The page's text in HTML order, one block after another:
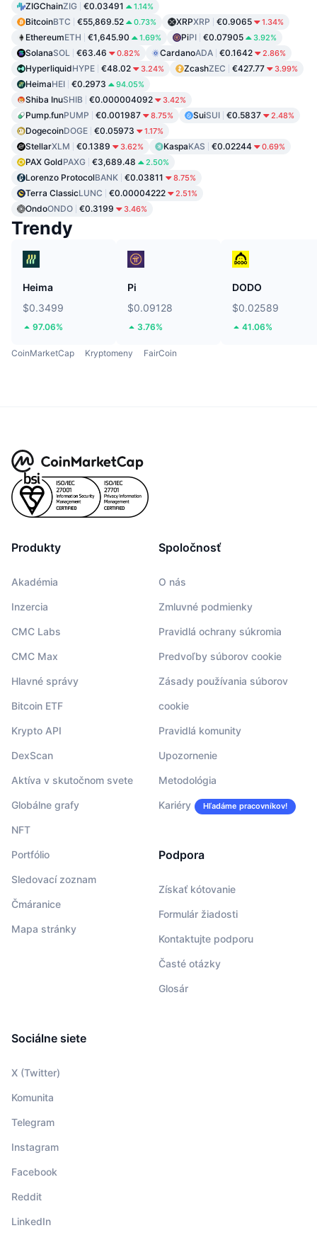
ZIGChainZIG €0.03491 1.14%
BitcoinBTC €55,869.52 0.73% XRPXRP €0.9065 1.34%
EthereumETH €1,645.90 1.69% PiPI €0.07905 3.92%
SolanaSOL €63.46 0.82% CardanoADA €0.1642 2.86%
HyperliquidHYPE €48.02 3.24% ZcashZEC €427.77 3.99%
HeimaHEI €0.2973 94.05%
Shiba InuSHIB €0.000004092 3.42%
Pump.funPUMP €0.001987 8.75% SuiSUI €0.5837 2.48%
DogecoinDOGE €0.05973 1.17%
StellarXLM €0.1389 3.62% KaspaKAS €0.02244 0.69%
PAX GoldPAXG €3,689.48 2.50%
Lorenzo ProtocolBANK €0.03811 8.75%
Terra ClassicLUNC €0.00004222 2.51%
OndoONDO €0.3199 3.46%
Trendy
Heima
$0.3499
97.06%
Pi
$0.09128
3.76%
DODO
$0.02589
41.06%
CoinMarketCap Kryptomeny FairCoin
Produkty
Akadémia
Inzercia
CMC Labs
CMC Max
Hlavné správy
Bitcoin ETF
Krypto API
DexScan
Aktíva v skutočnom svete
Globálne grafy
NFT
Portfólio
Sledovací zoznam
Čmáranice
Mapa stránky
Spoločnosť
O nás
Zmluvné podmienky
Pravidlá ochrany súkromia
Predvoľby súborov cookie
Zásady používania súborov
cookie
Pravidlá komunity
Upozornenie
Metodológia
Kariéry Hľadáme pracovníkov!
Podpora
Získať kótovanie
Formulár žiadosti
Kontaktujte podporu
Časté otázky
Glosár
Sociálne siete
X (Twitter)
Komunita
Telegram
Instagram
Facebook
Reddit
LinkedIn